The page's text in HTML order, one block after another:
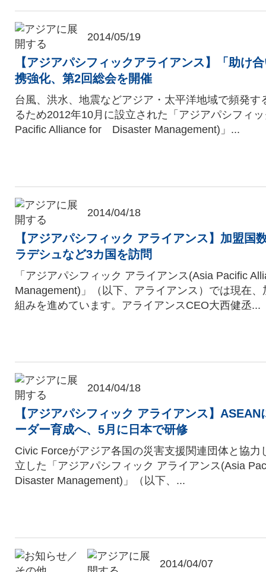
2014/05/19
【アジアパシフィックアライアンス】「助け
携強化、第2回総会を開催
台風、洪水、地震などアジア・太平洋地域で頻発す
るため2012年10月に設立された「アジアパシフィ
Pacific Alliance for Disaster Management)」...
2014/04/18
【アジアパシフィック アライアンス】加盟国
ラデシュなど3カ国を訪問
「アジアパシフィック アライアンス(Asia Pacific
Management)」（以下、アライアンス）では現在
組みを進めています。アライアンスCEO大西健丞...
2014/04/18
【アジアパシフィック アライアンス】
ーダー育成へ、5月に日本で研修
Civic Forceがアジア各国の災害支援関連団体と協力
立した「アジアパシフィック アライアンス(Asia
Disaster Management)」（以下、...
2014/04/07